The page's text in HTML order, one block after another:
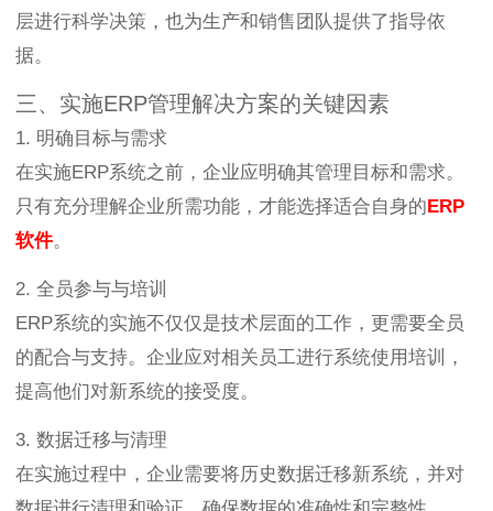
层进行科学决策，也为生产和销售团队提供了指导依
据。
三、实施ERP管理解决方案的关键因素
1. 明确目标与需求
在实施ERP系统之前，企业应明确其管理目标和需求。
只有充分理解企业所需功能，才能选择适合自身的ERP
软件。
2. 全员参与与培训
ERP系统的实施不仅仅是技术层面的工作，更需要全员
的配合与支持。企业应对相关员工进行系统使用培训，
提高他们对新系统的接受度。
3. 数据迁移与清理
在实施过程中，企业需要将历史数据迁移新系统，并对